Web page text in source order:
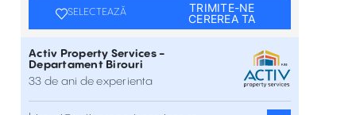
SELECTEAZĂ
TRIMITE-NE
CEREREA TA
Activ Property Services -
Departament Birouri
33 de ani de experienta